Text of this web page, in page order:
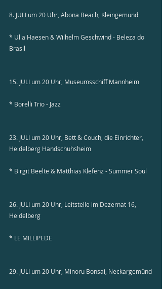
8. JULI um 20 Uhr, Abona Beach, Kleingemünd
* Ulla Haesen & Wilhelm Geschwind - Beleza do
Brasil
15. JULI um 20 Uhr, Museumsschiff Mannheim
* Borelli Trio - Jazz
23. JULI um 20 Uhr, Bett & Couch, die Einrichter,
Heidelberg Handschuhsheim
* Birgit Beelte & Matthias Klefenz - Summer Soul
26. JULI um 20 Uhr, Leitstelle im Dezernat 16,
Heidelberg
* LE MILLIPEDE
29. JULI um 20 Uhr, Minoru Bonsai, Neckargemünd